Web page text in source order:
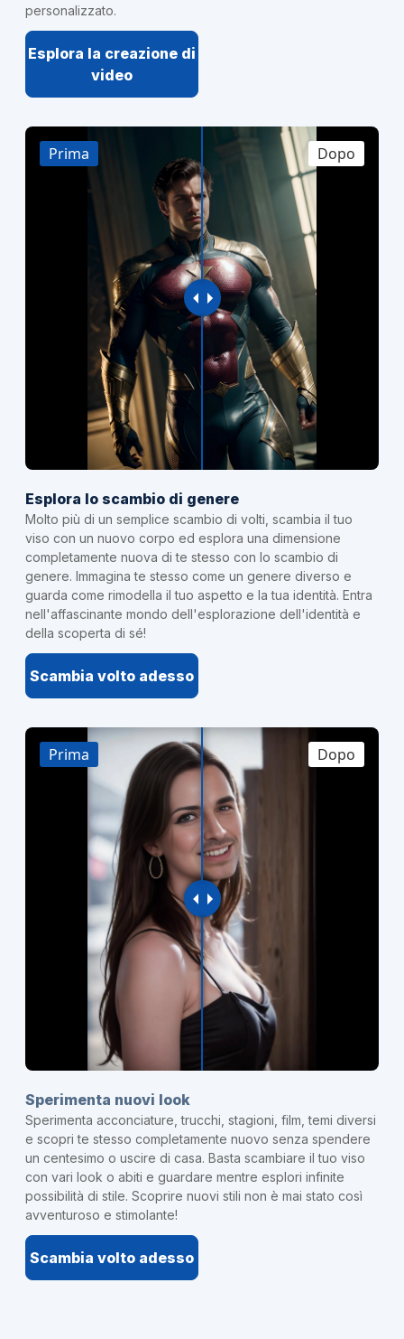
personalizzato.
Esplora la creazione di
video
Dopo
Prima
Esplora lo scambio di genere
Molto più di un semplice scambio di volti, scambia il tuo
viso con un nuovo corpo ed esplora una dimensione
completamente nuova di te stesso con lo scambio di
genere. Immagina te stesso come un genere diverso e
guarda come rimodella il tuo aspetto e la tua identità. Entra
nell'affascinante mondo dell'esplorazione dell'identità e
della scoperta di sé!
Scambia volto adesso
Dopo
Prima
Sperimenta nuovi look
Sperimenta acconciature, trucchi, stagioni, film, temi diversi
e scopri te stesso completamente nuovo senza spendere
un centesimo o uscire di casa. Basta scambiare il tuo viso
con vari look o abiti e guardare mentre esplori infinite
possibilità di stile. Scoprire nuovi stili non è mai stato così
avventuroso e stimolante!
Scambia volto adesso